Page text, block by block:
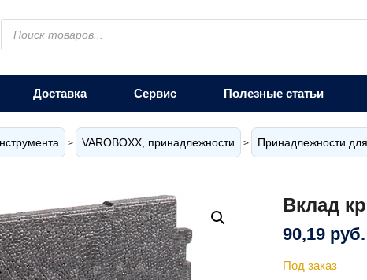
Поиск
товаров
Доставка Сервис Полезные статьи
> VAROBOXX, принадлежности > Принадлежности
Вклад
90,19 руб.
Под заказ